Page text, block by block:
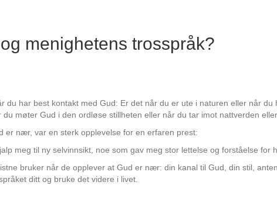
menighetens trosspråk?
du har best kontakt med Gud: Er det når du er ute i naturen eller når
møter Gud i den ordløse stillheten eller når du tar imot nattverden
er nær, var en sterk opplevelse for en erfaren prest:
meg til ny selvinnsikt, noe som gav meg stor lettelse og forståelse for
bruker når de opplever at Gud er nær: din kanal til Gud, din stil,
ditt og bruke det videre i livet.